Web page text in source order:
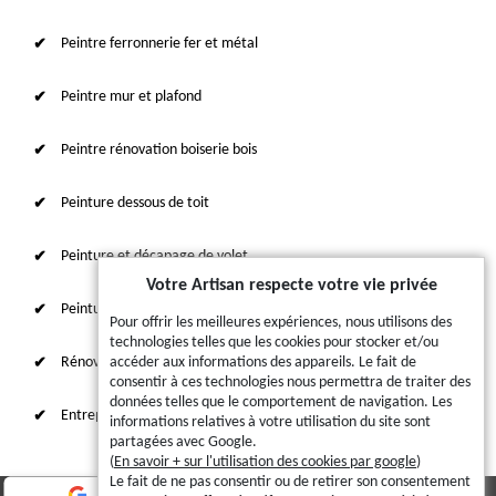
Peintre ferronnerie fer et métal
Peintre mur et plafond
Peintre rénovation boiserie bois
Peinture dessous de toit
Peinture et décapage de volet
Peinture sur tuile et toiture
Rénovation intérieure 87
Entreprise de ravalement
Votre Artisan respecte votre vie privée
Pour offrir les meilleures expériences, nous utilisons des
technologies telles que les cookies pour stocker et/ou
accéder aux informations des appareils. Le fait de
consentir à ces technologies nous permettra de traiter des
données telles que le comportement de navigation. Les
informations relatives à votre utilisation du site sont
partagées avec Google.
(En savoir + sur l'utilisation des cookies par google)
Le fait de ne pas consentir ou de retirer son consentement